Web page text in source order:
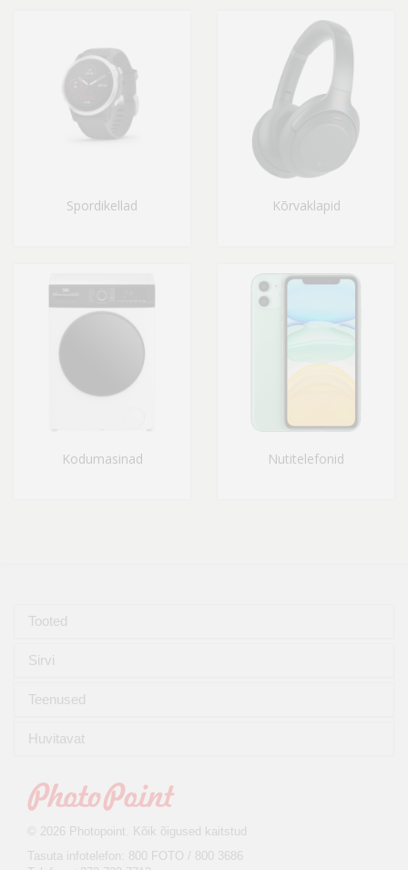
Spordikellad Kõrvaklapid
Kodumasinad Nutitelefonid
Tooted
Sirvi
Teenused
Huvitavat
© 2026 Photopoint. Kõik õigused kaitstud
Tasuta infotelefon: 800 FOTO / 800 3686